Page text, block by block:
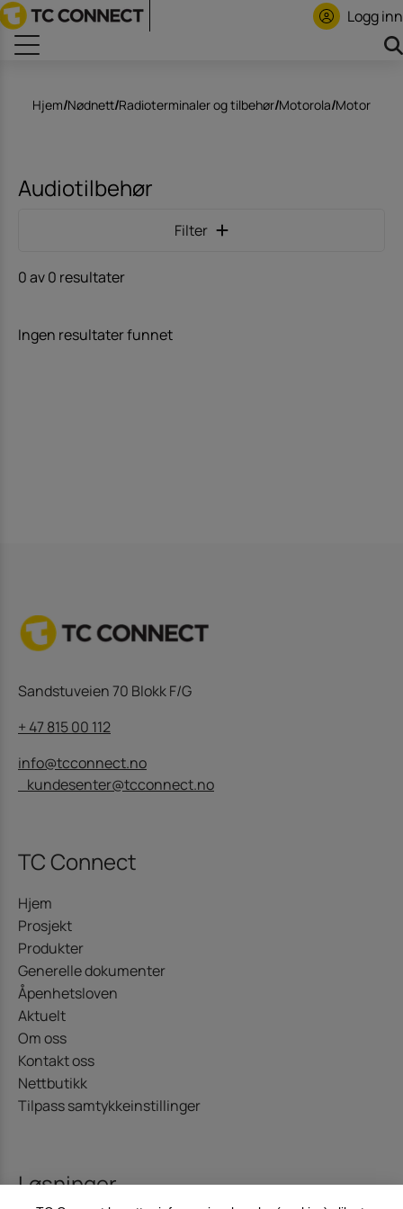
Logg inn
Hjem/Nødnett/Radioterminaler og tilbehør/Motorola/Motorola
Audiotilbehør
Filter
0 av 0 resultater
Ingen resultater funnet
Sandstuveien 70 Blokk F/G
+ 47 815 00 112
info@tcconnect.no
kundesenter@tcconnect.no
TC Connect
Hjem
Prosjekt
Produkter
Generelle dokumenter
Åpenhetsloven
Aktuelt
Om oss
Kontakt oss
Nettbutikk
Tilpass samtykkeinstillinger
Løsninger